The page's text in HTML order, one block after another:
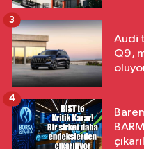
Audi
Q9,
3
4